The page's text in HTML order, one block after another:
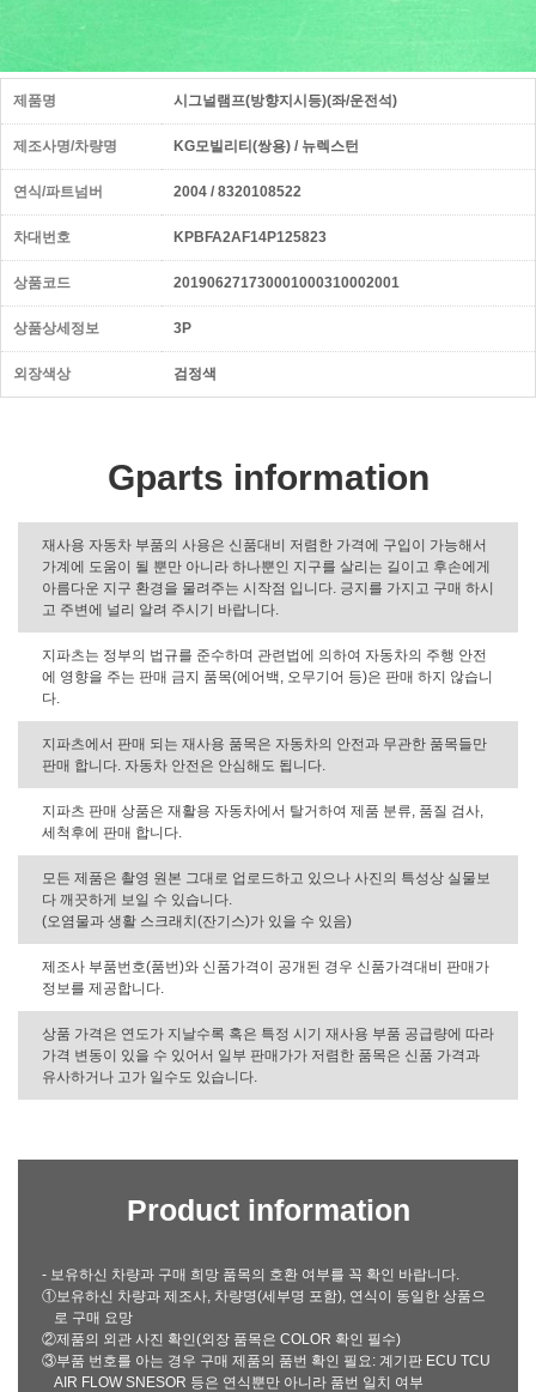
제품명 시그널램프(방향지시등)(좌/운전석)
제조사명/차량명 KG모빌리티(쌍용) / 뉴렉스턴
연식/파트넘버 2004 / 8320108522
차대번호 KPBFA2AF14P125823
상품코드 201906271730001000310002001
상품상세정보 3P
외장색상 검정색
Gparts information
재사용 자동차 부품의 사용은 신품대비 저렴한 가격에 구입이 가능해서
가계에 도움이 될 뿐만 아니라 하나뿐인 지구를 살리는 길이고 후손에게
아름다운 지구 환경을 물려주는 시작점 입니다. 긍지를 가지고 구매 하시
고 주변에 널리 알려 주시기 바랍니다.
지파츠는 정부의 법규를 준수하며 관련법에 의하여 자동차의 주행 안전
에 영향을 주는 판매 금지 품목(에어백, 오무기어 등)은 판매 하지 않습니
다.
지파츠에서 판매 되는 재사용 품목은 자동차의 안전과 무관한 품목들만
판매 합니다. 자동차 안전은 안심해도 됩니다.
지파츠 판매 상품은 재활용 자동차에서 탈거하여 제품 분류, 품질 검사,
세척후에 판매 합니다.
모든 제품은 촬영 원본 그대로 업로드하고 있으나 사진의 특성상 실물보
다 깨끗하게 보일 수 있습니다.
(오염물과 생활 스크래치(잔기스)가 있을 수 있음)
제조사 부품번호(품번)와 신품가격이 공개된 경우 신품가격대비 판매가
정보를 제공합니다.
상품 가격은 연도가 지날수록 혹은 특정 시기 재사용 부품 공급량에 따라
가격 변동이 있을 수 있어서 일부 판매가가 저렴한 품목은 신품 가격과
유사하거나 고가 일수도 있습니다.
Product information
- 보유하신 차량과 구매 희망 품목의 호환 여부를 꼭 확인 바랍니다.
①보유하신 차량과 제조사, 차량명(세부명 포함), 연식이 동일한 상품으
로 구매 요망
②제품의 외관 사진 확인(외장 품목은 COLOR 확인 필수)
③부품 번호를 아는 경우 구매 제품의 품번 확인 필요: 계기판 ECU TCU
AIR FLOW SNESOR 등은 연식뿐만 아니라 품번 일치 여부